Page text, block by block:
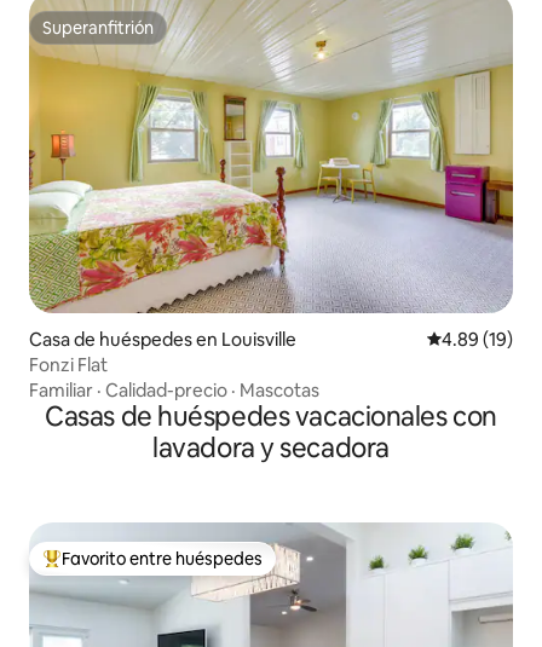
Superanfitrión
Superanfitrión
Casa de huéspedes en Louisville Calificación
4.89 (19)
Fonzi Flat
Familiar · Calidad-precio · Mascotas
Casas de huéspedes vacacionales con
lavadora y secadora
Favorito entre huéspedes preferido
Favorito entre huéspedes